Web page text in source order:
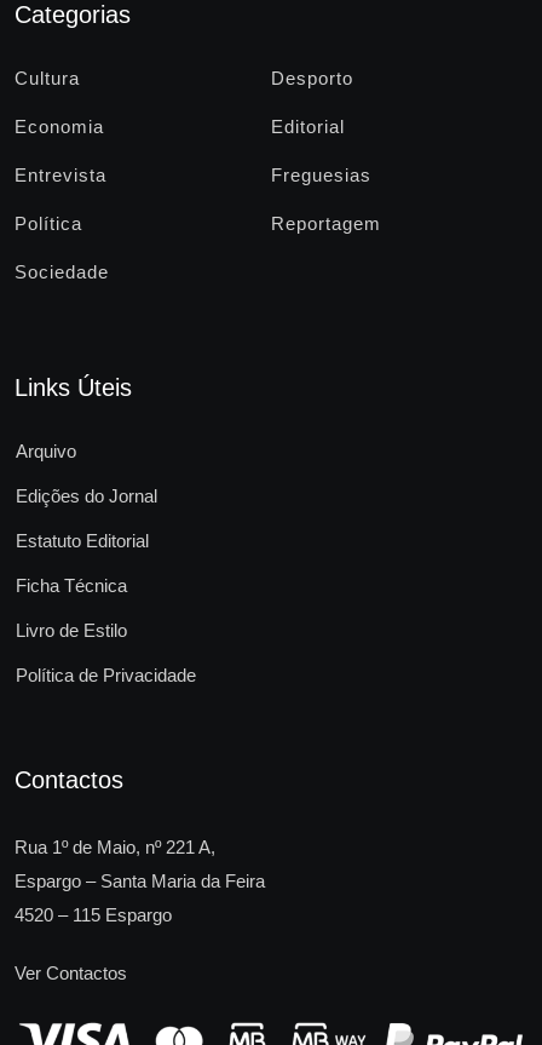
Categorias
Cultura Desporto
Economia Editorial
Entrevista Freguesias
Política Reportagem
Sociedade
Links Úteis
Arquivo
Edições do Jornal
Estatuto Editorial
Ficha Técnica
Livro de Estilo
Política de Privacidade
Contactos
Rua 1º de Maio, nº 221 A,
Espargo – Santa Maria da Feira
4520 – 115 Espargo
Ver Contactos